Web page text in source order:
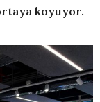
koyuyor.